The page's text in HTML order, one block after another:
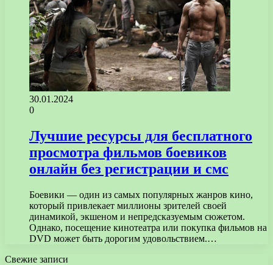
30.01.2024
0
Лучшие ресурсы для бесплатного
просмотра фильмов боевиков
онлайн без регистрации и смс
Боевики — один из самых популярных жанров кино,
который привлекает миллионы зрителей своей
динамикой, экшеном и непредсказуемым сюжетом.
Однако, посещение кинотеатра или покупка фильмов на
DVD может быть дорогим удовольствием.…
Свежие записи